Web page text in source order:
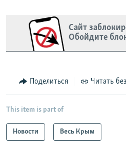
Сайт
Обойдите
Поделиться Читать
This item is part of
Новости Весь Крым